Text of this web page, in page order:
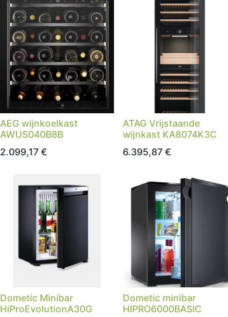
AEG wijnkoelkast
AWUS040B8B
2.099,17 €
ATAG Vrijstaande
wijnkast KA8074K3C
6.395,87 €
Dometic Minibar
HiProEvolutionA30G
Dometic minibar
HIPRO6000BASIC